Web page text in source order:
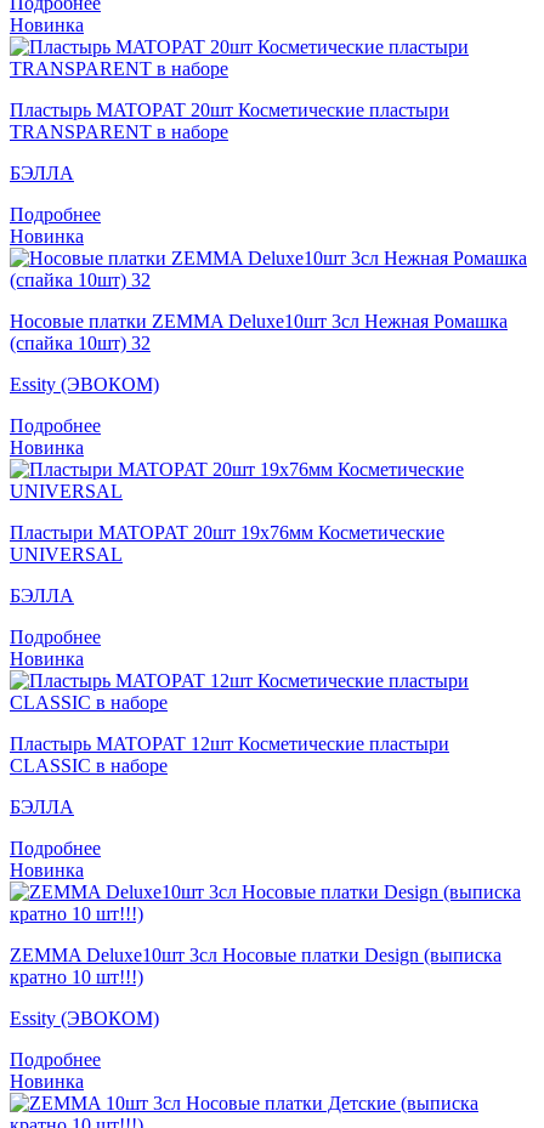
Новинка
Пластырь MATOPAT 20шт Косметические пластыри
TRANSPARENT в наборе
БЭЛЛА
Подробнее
Новинка
Носовые платки ZEMMA Deluxe10шт 3сл Нежная Ромашка
(спайка 10шт) 32
Essity (ЭВОКОМ)
Подробнее
Новинка
Пластыри MATOPAT 20шт 19x76мм Косметические
UNIVERSAL
БЭЛЛА
Подробнее
Новинка
Пластырь MATOPAT 12шт Косметические пластыри
CLASSIC в наборе
БЭЛЛА
Подробнее
Новинка
ZEMMA Deluxe10шт 3сл Носовые платки Design (выписка
кратно 10 шт!!!)
Essity (ЭВОКОМ)
Подробнее
Новинка